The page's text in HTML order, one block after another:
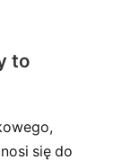
to
się do